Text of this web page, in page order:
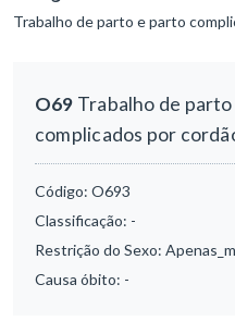
Trabalho de parto e parto
O69 Trabalho de
complicados por
Código: O693
Classificação: -
Restrição do Sexo:
Causa óbito: -